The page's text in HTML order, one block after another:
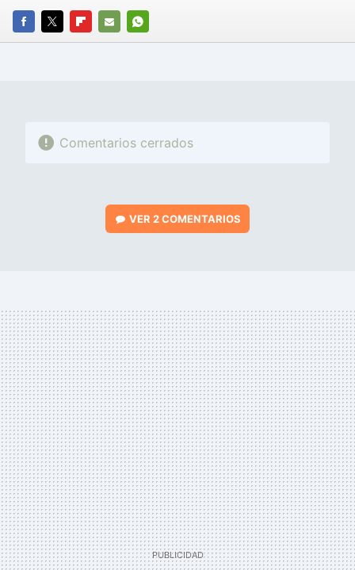
FACEBOOK
TWITTERFLIPBOARD
E-
WHATSAPP
Comentarios cerrados
VER2 COMENTARIOS